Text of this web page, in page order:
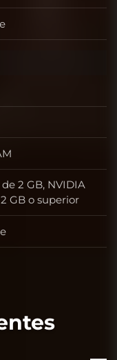
2 GB, NVIDIA
GB o superior